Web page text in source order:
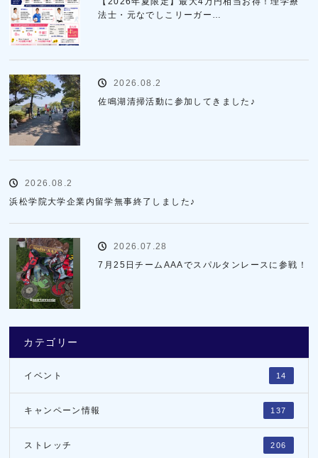
法士・元なでしこリーガー…
2026.08.2
佐鳴湖清掃活動に参加してきました♪
2026.08.2
浜松学院大学企業内留学無事終了しました♪
2026.07.28
7月25日チームAAAでスパルタンレースに参戦！
カテゴリー
イベント 14
キャンペーン情報 137
ストレッチ 206